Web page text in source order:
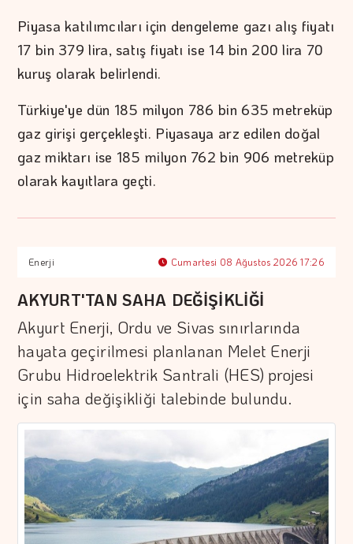
Piyasa katılımcıları için dengeleme gazı alış fiyatı
17 bin 379 lira, satış fiyatı ise 14 bin 200 lira 70
kuruş olarak belirlendi.
Türkiye'ye dün 185 milyon 786 bin 635 metreküp
gaz girişi gerçekleşti. Piyasaya arz edilen doğal
gaz miktarı ise 185 milyon 762 bin 906 metreküp
olarak kayıtlara geçti.
Enerji Cumartesi 08 Ağustos 2026 17:26
AKYURT'TAN SAHA DEĞİŞİKLİĞİ
Akyurt Enerji, Ordu ve Sivas sınırlarında
hayata geçirilmesi planlanan Melet Enerji
Grubu Hidroelektrik Santrali (HES) projesi
için saha değişikliği talebinde bulundu.